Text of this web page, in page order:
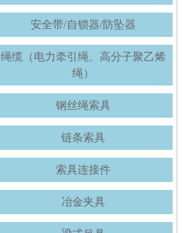
安全带/自锁器/防坠器
绳缆（电力牵引绳、高分子聚乙烯
绳）
钢丝绳索具
链条索具
索具连接件
冶金夹具